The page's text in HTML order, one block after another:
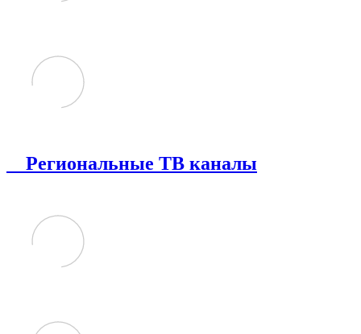
Региональные ТВ каналы